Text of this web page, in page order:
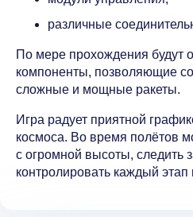
различные
По мере прохождения будут
компоненты, позволяющие
сложные и мощные ракеты.
Игра радует приятной
космоса. Во время полётов
с огромной высоты, следить
контролировать каждый этап